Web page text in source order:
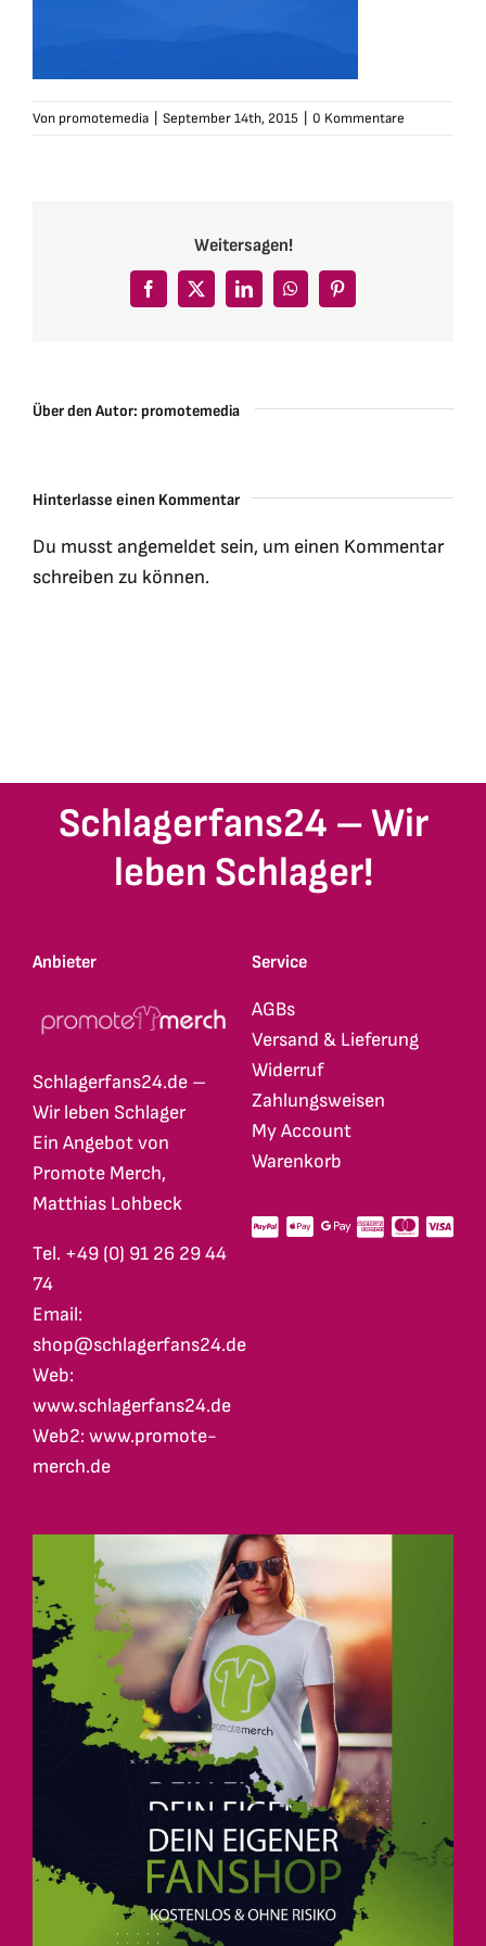
Von promotemedia September 14th, 2015 0 Kommentare
Weitersagen!
Facebook
X LinkedInWhatsAppPinterest
Über den Autor: promotemedia
Hinterlasse einen Kommentar
Du musstangemeldet sein, um einen Kommentar
schreiben zu können.
Schlagerfans24 – Wir
leben Schlager!
Anbieter
Schlagerfans24.de –
Wir leben Schlager
Ein Angebot von
Promote Merch,
Matthias Lohbeck
Tel. +49 (0) 91 26 29 44
74
Email:
shop@schlagerfans24.de
Web:
www.schlagerfans24.de
Web2: www.promote-
merch.de
Service
AGBs
Versand & Lieferung
Widerruf
Zahlungsweisen
My Account
Warenkorb